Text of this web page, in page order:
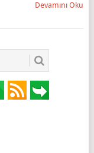
Devamını Oku